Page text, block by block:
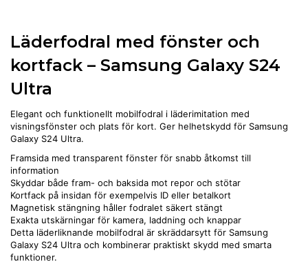
Läderfodral med fönster och
kortfack – Samsung Galaxy S24
Ultra
Elegant och funktionellt mobilfodral i läderimitation med
visningsfönster och plats för kort. Ger helhetskydd för Samsung
Galaxy S24 Ultra.
Framsida med transparent fönster för snabb åtkomst till
information
Skyddar både fram- och baksida mot repor och stötar
Kortfack på insidan för exempelvis ID eller betalkort
Magnetisk stängning håller fodralet säkert stängt
Exakta utskärningar för kamera, laddning och knappar
Detta läderliknande mobilfodral är skräddarsytt för Samsung
Galaxy S24 Ultra och kombinerar praktiskt skydd med smarta
funktioner.